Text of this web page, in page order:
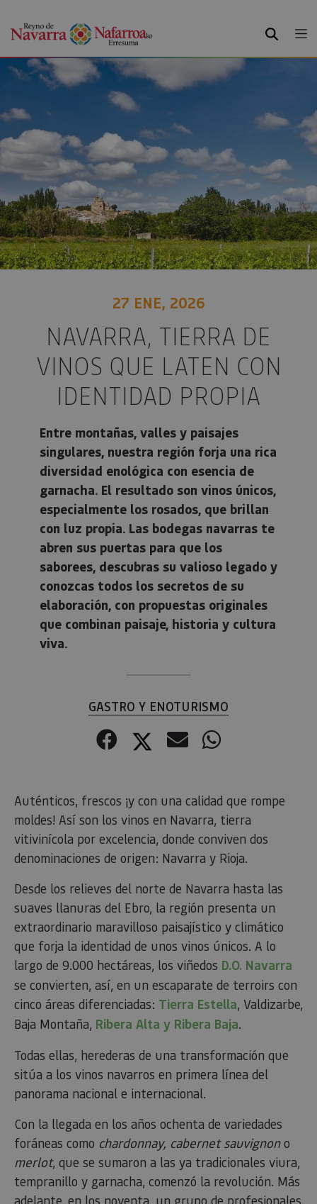
BUSCAR
27 ENE, 2026
NAVARRA, TIERRA DE
VINOS QUE LATEN CON
IDENTIDAD PROPIA
Entre montañas, valles y paisajes
singulares, nuestra región forja una rica
diversidad enológica con esencia de
garnacha. El resultado son vinos únicos,
especialmente los rosados, que brillan
con luz propia. Las bodegas navarras te
abren sus puertas para que los
saborees, descubras su valioso legado y
conozcas todos los secretos de su
elaboración, con propuestas originales
que combinan paisaje, historia y cultura
viva.
GASTRO Y ENOTURISMO
Facebook
Twitter
CorreoWhatsApp
Auténticos, frescos ¡y con una calidad que rompe
moldes! Así son los vinos en Navarra, tierra
vitivinícola por excelencia, donde conviven dos
denominaciones de origen: Navarra y Rioja.
Desde los relieves del norte de Navarra hasta las
suaves llanuras del Ebro, la región presenta un
extraordinario maravilloso paisajístico y climático
que forja la identidad de unos vinos únicos. A lo
largo de 9.000 hectáreas, los viñedos D.O. Navarra
se convierten, así, en un escaparate de terroirs con
cinco áreas diferenciadas: Tierra Estella, Valdizarbe,
Baja Montaña, Ribera Alta y Ribera Baja.
Todas ellas, herederas de una transformación que
sitúa a los vinos navarros en primera línea del
panorama nacional e internacional.
Con la llegada en los años ochenta de variedades
foráneas como chardonnay, cabernet sauvignono
merlot, que se sumaron a las ya tradicionales viura,
tempranillo y garnacha, comenzó la revolución. Más
adelante, en los noventa, un grupo de profesionales